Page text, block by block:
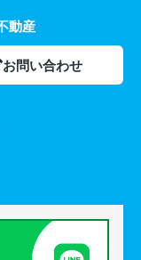
動産
お問い合わせ